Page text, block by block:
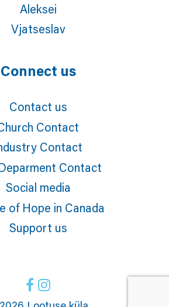
Aleksei
Vjatseslav
Connect us
Contact us
Contact
Contact
Contact
Social media
of Hope in Canada
Support us